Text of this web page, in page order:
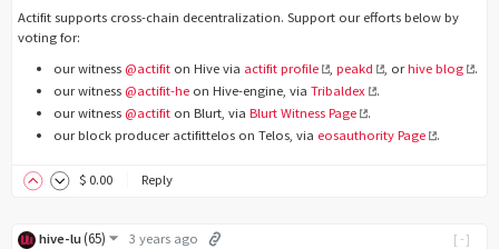
Actifit supports cross-chain decentralization. Support our efforts below by
voting for:
our witness @actifit on Hive via actifit profile ,peakd , orhive blog
.
our witness @actifit-he on Hive-engine, via Tribaldex
.
our witness @actifit on Blurt, via Blurt Witness Page
.
our block producer actifittelos on Telos, via eosauthority Page .
$ 0.00 Reply
[-]
hive-lu(65) 3 years ago